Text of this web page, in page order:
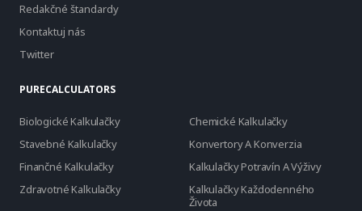
Redakčné štandardy
Kontaktuj nás
Twitter
PURECALCULATORS
Biologické Kalkulačky
Chemické Kalkulačky
Stavebné Kalkulačky
Konvertory A Konverzia
Finančné Kalkulačky
Kalkulačky Potravín A Výživy
Zdravotné Kalkulačky
Kalkulačky Každodenného
Života